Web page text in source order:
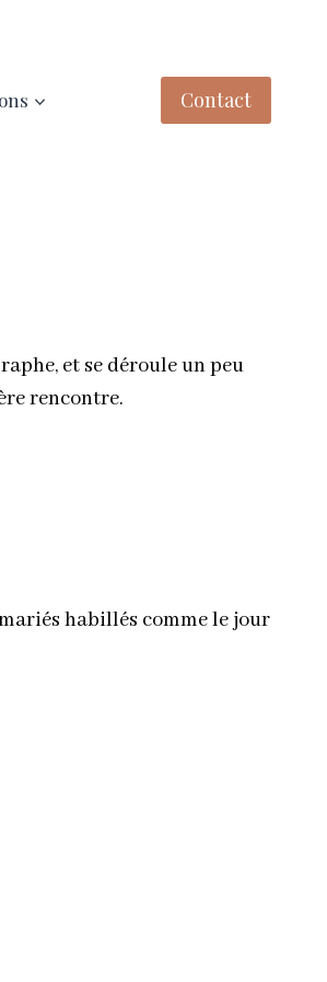
Contact
et se déroule un peu
rencontre.
habillés comme le jour